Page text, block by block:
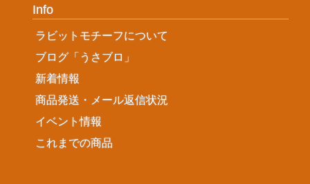
Info
ラビットモチーフについて
ブログ「うさブロ」
新着情報
商品発送・メール返信状況
イベント情報
これまでの商品